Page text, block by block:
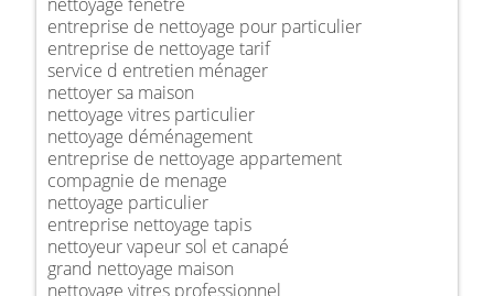
entreprise de nettoyage pour particulier
entreprise de nettoyage tarif
service d entretien ménager
nettoyer sa maison
nettoyage vitres particulier
nettoyage déménagement
entreprise de nettoyage appartement
compagnie de menage
nettoyage particulier
entreprise nettoyage tapis
nettoyeur vapeur sol et canapé
grand nettoyage maison
nettoyage vitres professionnel